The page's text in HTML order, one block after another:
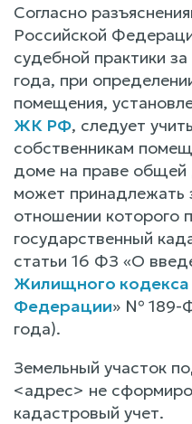
Согласно
Российской
судебной практики
года, при
помещения,
ЖК РФ, следует
собственникам
доме на праве общей
может принадлежать
отношении которого
государственный
статьи 16 ФЗ «О
Жилищного кодекса
Федерации» № 189-
года).
Земельный участок
<адрес> не
кадастровый учет.